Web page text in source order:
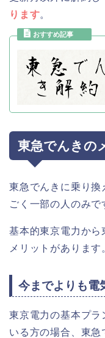
ります。
東急でんきの
東急でんきに乗り換
ごく一部の人のみで
基本的東京電力から
メリットがあります
今までよりも電
東京電力の基本プラ
いる方の場合、東